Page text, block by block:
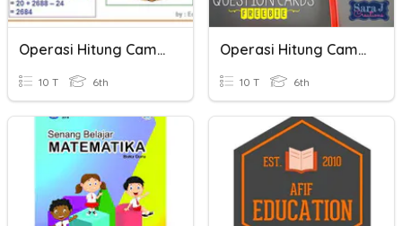
Operasi Hitung Campuran Bilangan Bulat
10 T 6th
Operasi Hitung Campuran Bilangan Bulat
10 T 6th